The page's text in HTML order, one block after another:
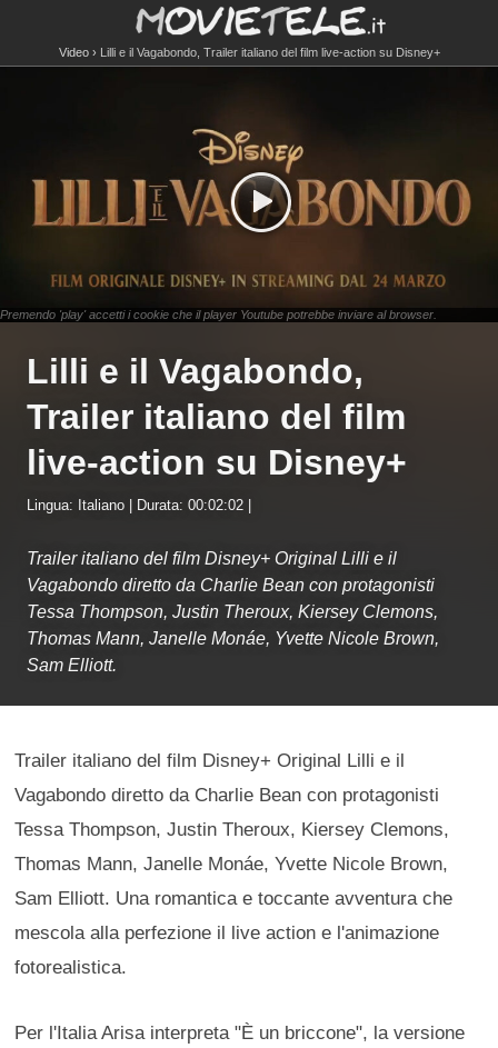
Video Lilli e il Vagabondo, Trailer italiano del film live-action su Disney+
Premendo 'play' accetti i cookie che il player Youtube potrebbe inviare al browser.
Lilli e il Vagabondo,
Trailer italiano del film
live-action su Disney+
Lingua: Italiano | Durata: 00:02:02 |
Trailer italiano del film Disney+ Original Lilli e il
Vagabondo diretto da Charlie Bean con protagonisti
Tessa Thompson, Justin Theroux, Kiersey Clemons,
Thomas Mann, Janelle Monáe, Yvette Nicole Brown,
Sam Elliott.
Trailer italiano del film Disney+ Original Lilli e il
Vagabondo diretto da Charlie Bean con protagonisti
Tessa Thompson, Justin Theroux, Kiersey Clemons,
Thomas Mann, Janelle Monáe, Yvette Nicole Brown,
Sam Elliott. Una romantica e toccante avventura che
mescola alla perfezione il live action e l'animazione
fotorealistica.
Per l'Italia Arisa interpreta "È un briccone", la versione